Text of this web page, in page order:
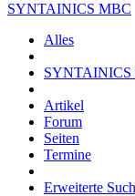
SYNTAINICS MBC
Alles
SYNTAINICS
Artikel
Forum
Seiten
Termine
Erweiterte